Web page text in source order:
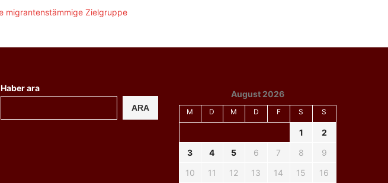
Haber ara
ARA
August 2026
M D M D F S S
1
2
3
4 5 6 7 8
9
10
11 12 13 14 15
16